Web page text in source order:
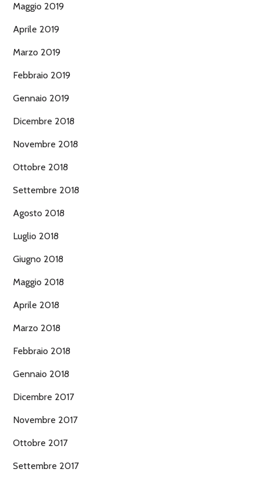
Maggio 2019
Aprile 2019
Marzo 2019
Febbraio 2019
Gennaio 2019
Dicembre 2018
Novembre 2018
Ottobre 2018
Settembre 2018
Agosto 2018
Luglio 2018
Giugno 2018
Maggio 2018
Aprile 2018
Marzo 2018
Febbraio 2018
Gennaio 2018
Dicembre 2017
Novembre 2017
Ottobre 2017
Settembre 2017